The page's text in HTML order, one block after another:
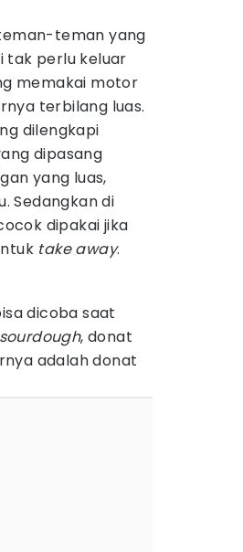
teman yang
tak perlu keluar
memakai motor
terbilang luas.
dilengkapi
dipasang
yang luas,
Sedangkan di
dipakai jika
take away.
dicoba saat
, donat
adalah donat